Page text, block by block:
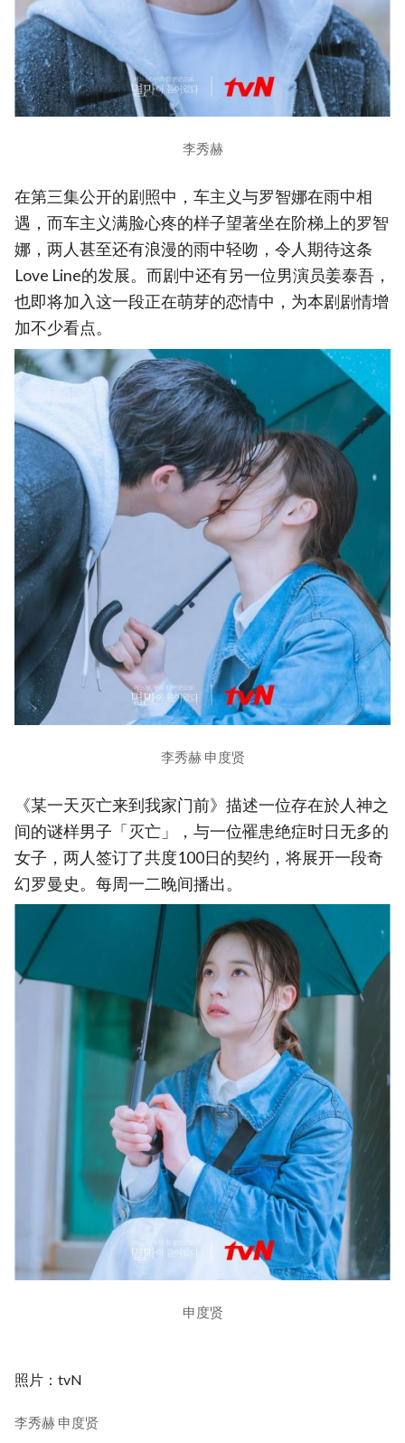
李秀赫
在第三集公开的剧照中，车主义与罗智娜在雨中相
遇，而车主义满脸心疼的样子望著坐在阶梯上的罗智
娜，两人甚至还有浪漫的雨中轻吻，令人期待这条
Love Line的发展。而剧中还有另一位男演员姜泰吾，
也即将加入这一段正在萌芽的恋情中，为本剧剧情增
加不少看点。
李秀赫 申度贤
《某一天灭亡来到我家门前》描述一位存在於人神之
间的谜样男子「灭亡」，与一位罹患绝症时日无多的
女子，两人签订了共度100日的契约，将展开一段奇
幻罗曼史。每周一二晚间播出。
申度贤
照片：tvN
李秀赫 申度贤